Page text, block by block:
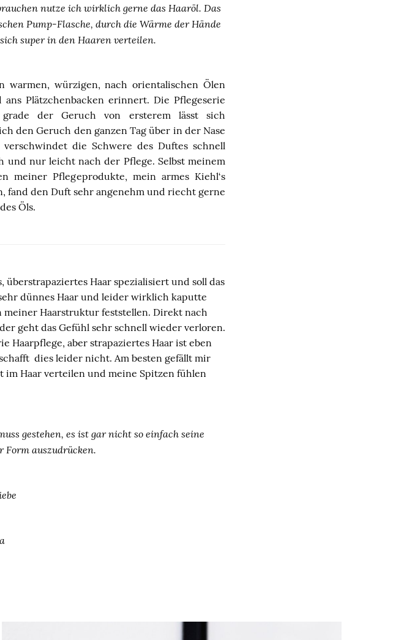
nutze ich wirklich gerne das Haaröl. Das
Pump-Flasche, durch die Wärme der Hände
super in den Haaren verteilen.
warmen, würzigen, nach orientalischen Ölen
Plätzchenbacken erinnert. Die Pflegeserie
der Geruch von ersterem lässt sich
den Geruch den ganzen Tag über in der Nase
die Schwere des Duftes schnell
nur leicht nach der Pflege. Selbst meinem
Pflegeprodukte, mein armes Kiehl‘s
fand den Duft sehr angenehm und riecht gerne
Öls.
überstrapaziertes Haar spezialisiert und soll das
dünnes Haar und leider wirklich kaputte
Haarstruktur feststellen. Direkt nach
geht das Gefühl sehr schnell wieder verloren.
Haarpflege, aber strapaziertes Haar ist eben
dies leider nicht. Am besten gefällt mir
im Haar verteilen und meine Spitzen fühlen
gestehen, es ist gar nicht so einfach seine
auszudrücken.